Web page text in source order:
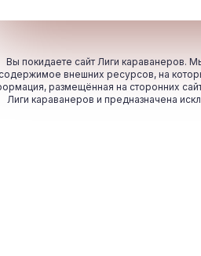
Вы покидаете сайт Лиги караванеров.
внешних ресурсов, на
размещённая на сторонних
Лиги караванеров и предназначена